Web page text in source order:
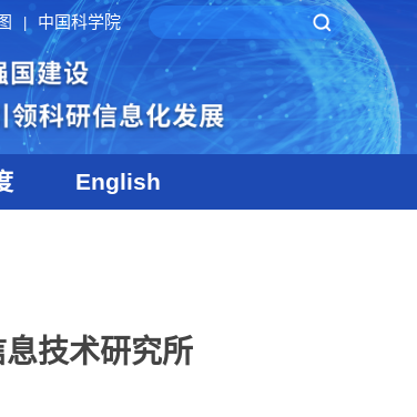
中国科学院
English
技术研究所